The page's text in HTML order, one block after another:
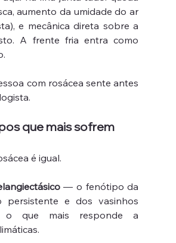
aumento da umidade do ar
e mecânica direta sobre a
A frente fria entra como
com rosácea sente antes
que mais sofrem
é igual.
— o fenótipo da
persistente e dos vasinhos
o que mais responde a